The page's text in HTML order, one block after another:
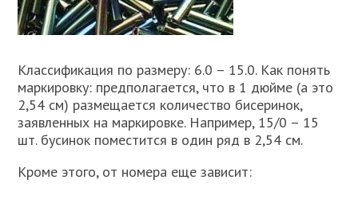
Классификация по размеру: 6.0 – 15.0. Как понять
маркировку: предполагается, что в 1 дюйме (а это
2,54 см) размещается количество бисеринок,
заявленных на маркировке. Например, 15/0 – 15
шт. бусинок поместится в один ряд в 2,54 см.
Кроме этого, от номера еще зависит: